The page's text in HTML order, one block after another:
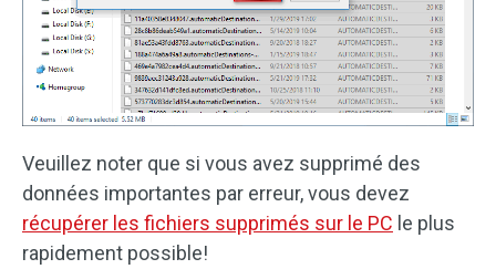
Veuillez noter que si vous avez supprimé des
données importantes par erreur, vous devez
récupérer les fichiers supprimés sur le PC le plus
rapidement possible!